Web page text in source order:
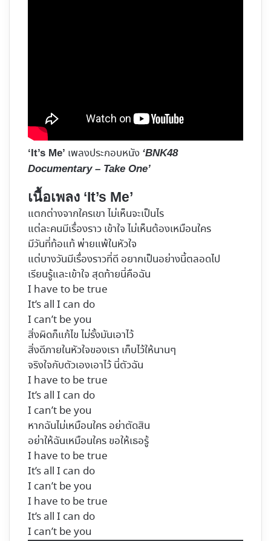
‘It’s Me’ เพลงประกอบหนัง ‘BNK48
Documentary – Take One’
เนื้อเพลง ‘It’s Me’
แตกต่างจากใครเขา ไม่เห็นจะเป็นไร
แต่ละคนมีเรื่องราว เข้าใจ ไม่เห็นต้องเหมือนใคร
มีวันที่ท้อแท้ พ่ายแพ้ในหัวใจ
แต่บางวันมีเรื่องราวที่ดี อยากเป็นอย่างนี้ตลอดไป
เรียนรู้และเข้าใจ สุดท้ายนี่คือฉัน
I have to be true
It’s all I can do
I can’t be you
สิ่งผิดก็แก้ไข ไม่รั้งมันเอาไว้
สิ่งดีภายในหัวใจของเรา เก็บไว้ให้นานๆ
จริงใจกับตัวเองเอาไว้ นี่ตัวฉัน
I have to be true
It’s all I can do
I can’t be you
หากฉันไม่เหมือนใคร อย่าตัดสิน
อย่าให้ฉันเหมือนใคร ขอให้เธอรู้
I have to be true
It’s all I can do
I can’t be you
I have to be true
It’s all I can do
I can’t be you